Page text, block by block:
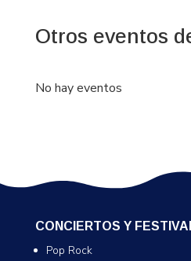
Otros eventos
No hay eventos
CONCIERTOS Y
Pop Rock